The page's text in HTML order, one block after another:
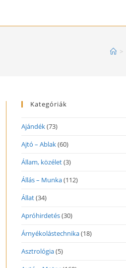
>
Kategóriák
Ajándék(73)
Ajtó – Ablak(60)
Állam, közélet(3)
Állás – Munka(112)
Állat(34)
Apróhirdetés(30)
Árnyékolástechnika(18)
Asztrológia(5)